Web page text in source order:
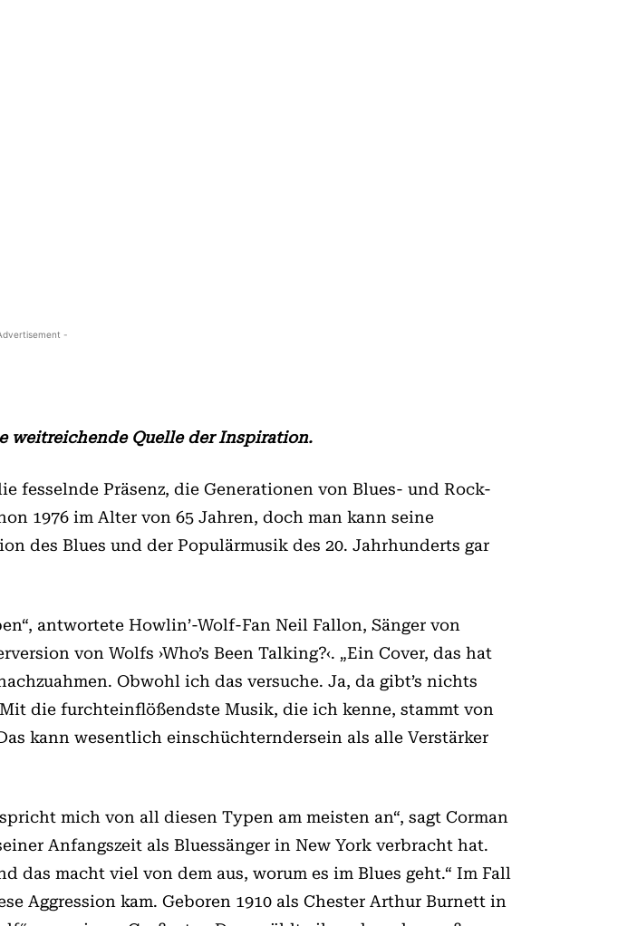
-
weitreichende Quelle der Inspiration.
fesselnde Präsenz, die Generationen von Blues- und Rock-
1976 im Alter von 65 Jahren, doch man kann seine
des Blues und der Populärmusik des 20. Jahrhunderts gar
antwortete Howlin’-Wolf-Fan Neil Fallon, Sänger von
von Wolfs ›Who’s Been Talking?‹. „Ein Cover, das hat
Obwohl ich das versuche. Ja, da gibt’s nichts
die furchteinflößendste Musik, die ich kenne, stammt von
kann wesentlich einschüchterndersein als alle Verstärker
mich von all diesen Typen am meisten an“, sagt Corman
Anfangszeit als Bluessänger in New York verbracht hat.
das macht viel von dem aus, worum es im Blues geht.“ Im Fall
Aggression kam. Geboren 1910 als Chester Arthur Burnett in